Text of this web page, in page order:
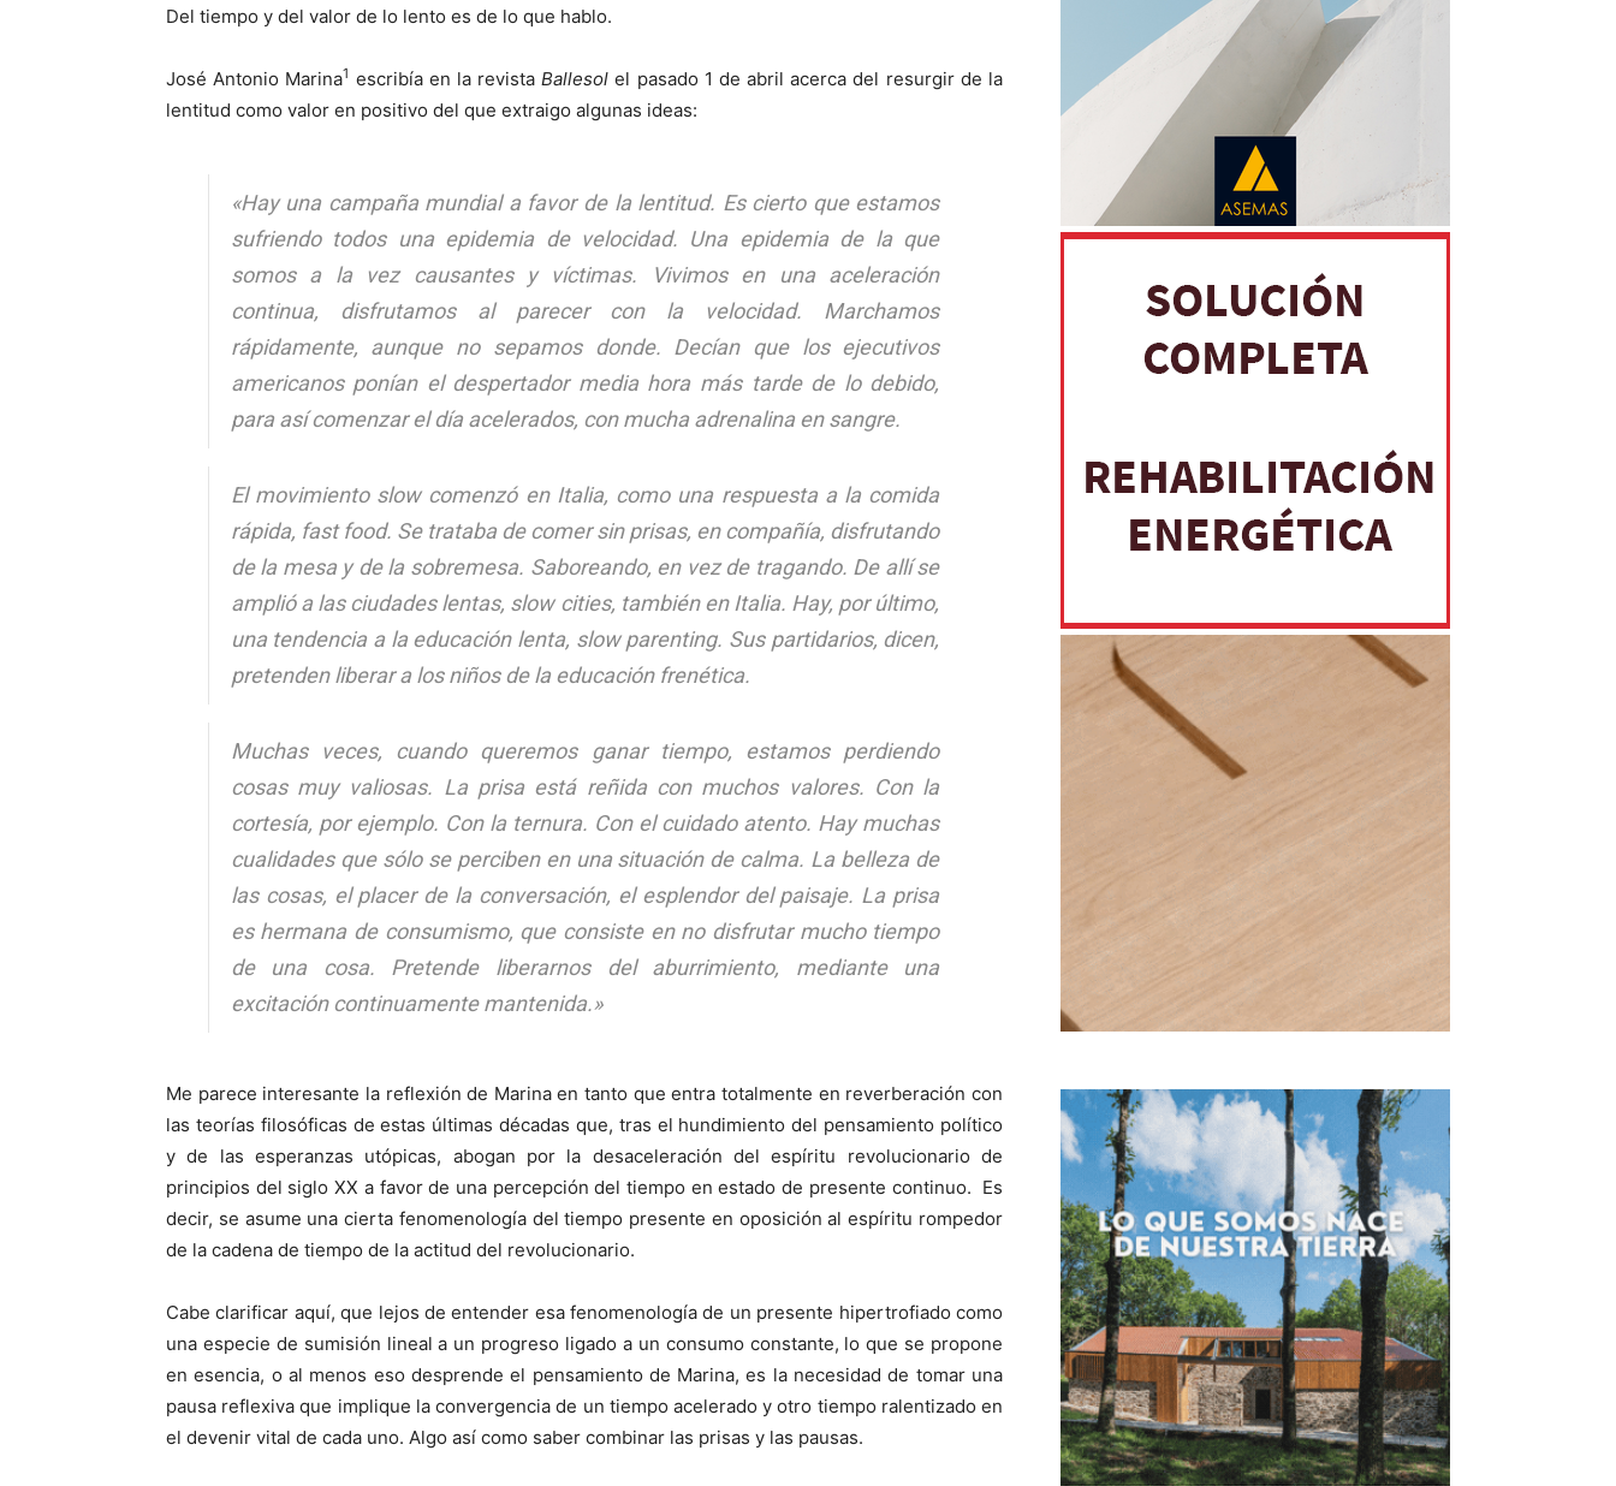
Del tiempo y del valor de lo lento es de lo que hablo.
José Antonio Marina1 escribía en la revistaBallesol el pasado 1 de abril acerca del resurgir de la
lentitud como valor en positivo del que extraigo algunas ideas:
«Hay una campaña mundial a favor de la lentitud. Es cierto que estamos
sufriendo todos una epidemia de velocidad. Una epidemia de la que
somos a la vez causantes y víctimas. Vivimos en una aceleración
continua, disfrutamos al parecer con la velocidad. Marchamos
rápidamente, aunque no sepamos donde. Decían que los ejecutivos
americanos ponían el despertador media hora más tarde de lo debido,
para así comenzar el día acelerados, con mucha adrenalina en sangre.
El movimiento slow comenzó en Italia, como una respuesta a la comida
rápida, fast food. Se trataba de comer sin prisas, en compañía, disfrutando
de la mesa y de la sobremesa. Saboreando, en vez de tragando. De allí se
amplió a las ciudades lentas, slow cities, también en Italia. Hay, por último,
una tendencia a la educación lenta, slow parenting. Sus partidarios, dicen,
pretenden liberar a los niños de la educación frenética.
Muchas veces, cuando queremos ganar tiempo, estamos perdiendo
cosas muy valiosas. La prisa está reñida con muchos valores. Con la
cortesía, por ejemplo. Con la ternura. Con el cuidado atento. Hay muchas
cualidades que sólo se perciben en una situación de calma. La belleza de
las cosas, el placer de la conversación, el esplendor del paisaje. La prisa
es hermana de consumismo, que consiste en no disfrutar mucho tiempo
de una cosa. Pretende liberarnos del aburrimiento, mediante una
excitación continuamente mantenida.»
Me parece interesante la reflexión de Marina en tanto que entra totalmente en reverberación con
las teorías filosóficas de estas últimas décadas que, tras el hundimiento del pensamiento político
y de las esperanzas utópicas, abogan por la desaceleración del espíritu revolucionario de
principios del siglo XX a favor de una percepción del tiempo en estado de presente continuo. Es
decir, se asume una cierta fenomenología del tiempo presente en oposición al espíritu rompedor
de la cadena de tiempo de la actitud del revolucionario.
Cabe clarificar aquí, que lejos de entender esa fenomenología de un presente hipertrofiado como
una especie de sumisión lineal a un progreso ligado a un consumo constante, lo que se propone
en esencia, o al menos eso desprende el pensamiento de Marina, es la necesidad de tomar una
pausa reflexiva que implique la convergencia de un tiempo acelerado y otro tiempo ralentizado en
el devenir vital de cada uno. Algo así como saber combinar las prisas y las pausas.